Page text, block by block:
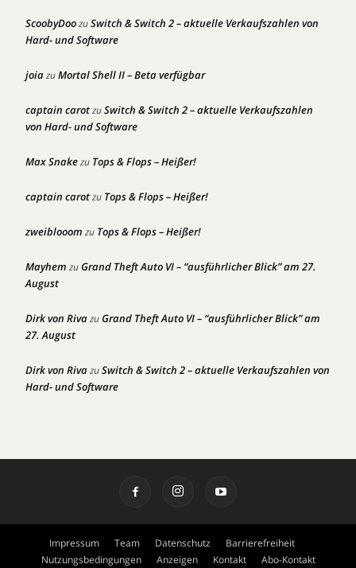
ScoobyDoozuSwitch & Switch 2 – aktuelle Verkaufszahlen von
Hard- und Software
joiazuMortal Shell II – Beta verfügbar
captain carotzuSwitch & Switch 2 – aktuelle Verkaufszahlen
von Hard- und Software
Max Snakezu Tops & Flops – Heißer!
captain carotzu Tops & Flops – Heißer!
zweiblooom zu Tops & Flops – Heißer!
Mayhem zuGrand Theft Auto VI – “ausführlicher Blick” am 27.
August
Dirk von RivazuGrand Theft Auto VI – “ausführlicher Blick” am
27. August
Dirk von RivazuSwitch & Switch 2 – aktuelle Verkaufszahlen von
Hard- und Software
Impressum Team Datenschutz
Barrierefreiheit
Nutzungsbedingungen
Anzeigen Kontakt Abo-Kontakt